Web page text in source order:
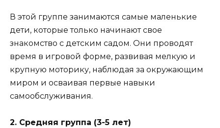
В этой группе занимаются самые маленькие
дети, которые только начинают свое
знакомство с детским садом. Они проводят
время в игровой форме, развивая мелкую и
крупную моторику, наблюдая за окружающим
миром и осваивая первые навыки
самообслуживания.
2. Средняя группа (3-5 лет)